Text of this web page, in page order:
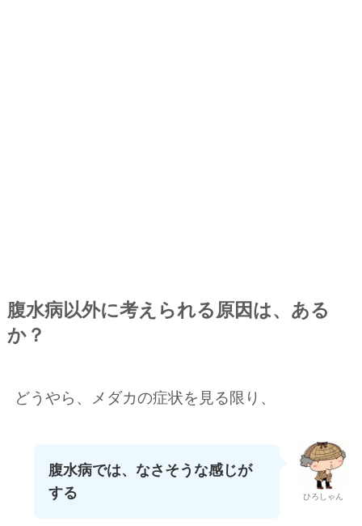
腹水病以外に考えられる原因は、ある
か？
どうやら、メダカの症状を見る限り、
ひろしゃん
腹水病では、なさそうな感じが
する